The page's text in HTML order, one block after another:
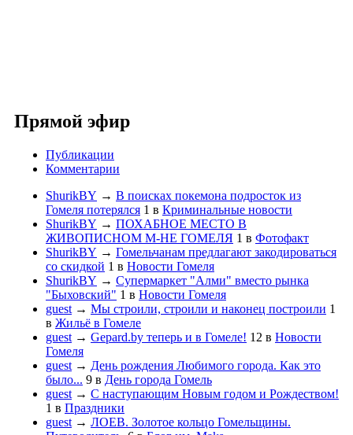
Прямой эфир
Публикации
Комментарии
ShurikBY → В поисках покемона подросток из
Гомеля потерялся 1 в Криминальные новости
ShurikBY → ПОХАБНОЕ МЕСТО В
ЖИВОПИСНОМ М-НЕ ГОМЕЛЯ 1 в Фотофакт
ShurikBY → Гомельчанам предлагают закодироваться
со скидкой 1 в Новости Гомеля
ShurikBY → Супермаркет "Алми" вместо рынка
"Быховский" 1 в Новости Гомеля
guest → Мы строили, строили и наконец построили 1
в Жильё в Гомеле
guest → Gepard.by теперь и в Гомеле! 12 в Новости
Гомеля
guest → День рождения Любимого города. Как это
было... 9 в День города Гомель
guest → С наступающим Новым годом и Рождеством!
1 в Праздники
guest → ЛОЕВ. Золотое кольцо Гомельщины.